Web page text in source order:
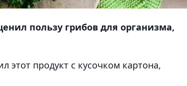
пользу грибов для организма,
этот продукт с кусочком картона,